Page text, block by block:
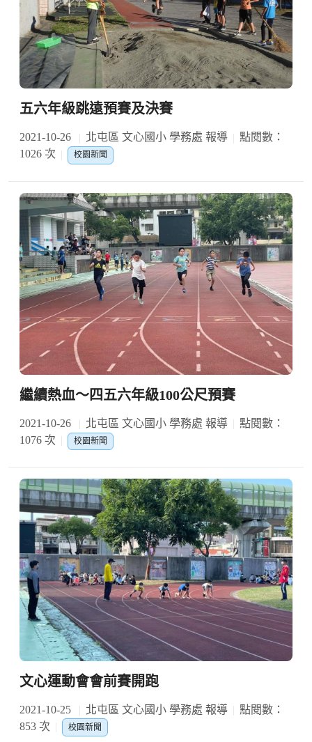
五六年級跳遠預賽及決賽
2021-10-26 北屯區 文心國小 學務處 報導
點閱數：
1026 次
校園新聞
繼續熱血～四五六年級100公尺預賽
2021-10-26 北屯區 文心國小 學務處 報導
點閱數：
1076 次
校園新聞
文心運動會會前賽開跑
2021-10-25 北屯區 文心國小 學務處 報導
點閱數：
853 次
校園新聞